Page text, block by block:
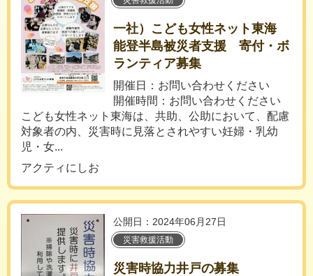
一社）こども女性ネット東海
能登半島被災者支援 寄付・ボ
ランティア募集
開催日：お問い合わせください
開催時間：お問い合わせください
こども女性ネット東海は、共助、公助において、配慮
対象者の内、災害時に見落とされやすい妊婦・乳幼
児・女...
アクティにしお
公開日：2024年06月27日
災害救援活動
災害時協力井戸の募集